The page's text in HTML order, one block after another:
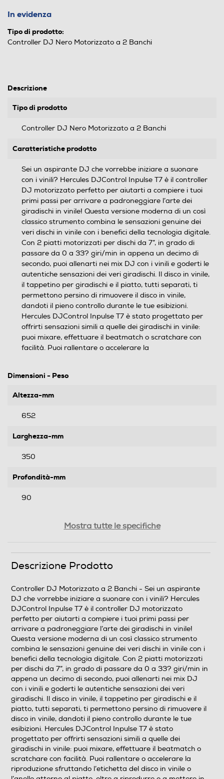
In evidenza
Tipo di prodotto:
Controller DJ Nero Motorizzato a 2 Banchi
Descrizione
Tipo di prodotto
Controller DJ Nero Motorizzato a 2 Banchi
Caratteristiche prodotto
Sei un aspirante DJ che vorrebbe iniziare a suonare
con i vinili? Hercules DJControl Inpulse T7 è il controller
DJ motorizzato perfetto per aiutarti a compiere i tuoi
primi passi per arrivare a padroneggiare l’arte dei
giradischi in vinile! Questa versione moderna di un così
classico strumento combina le sensazioni genuine dei
veri dischi in vinile con i benefici della tecnologia digitale.
Con 2 piatti motorizzati per dischi da 7”, in grado di
passare da 0 a 33? giri/min in appena un decimo di
secondo, puoi allenarti nei mix DJ con i vinili e goderti le
autentiche sensazioni dei veri giradischi. Il disco in vinile,
il tappetino per giradischi e il piatto, tutti separati, ti
permettono persino di rimuovere il disco in vinile,
dandoti il pieno controllo durante le tue esibizioni.
Hercules DJControl Inpulse T7 è stato progettato per
offrirti sensazioni simili a quelle dei giradischi in vinile:
puoi mixare, effettuare il beatmatch o scratchare con
facilità. Puoi rallentare o accelerare la
Dimensioni - Peso
Altezza-mm
652
Larghezza-mm
350
Profondità-mm
90
Informazioni sulla sicurezza del prodotto
Clicca qui
Mostra tutte le specifiche
Descrizione Prodotto
Controller DJ Motorizzato a 2 Banchi - Sei un aspirante
DJ che vorrebbe iniziare a suonare con i vinili? Hercules
DJControl Inpulse T7 è il controller DJ motorizzato
perfetto per aiutarti a compiere i tuoi primi passi per
arrivare a padroneggiare l’arte dei giradischi in vinile!
Questa versione moderna di un così classico strumento
combina le sensazioni genuine dei veri dischi in vinile con i
benefici della tecnologia digitale. Con 2 piatti motorizzati
per dischi da 7”, in grado di passare da 0 a 33? giri/min in
appena un decimo di secondo, puoi allenarti nei mix DJ
con i vinili e goderti le autentiche sensazioni dei veri
giradischi. Il disco in vinile, il tappetino per giradischi e il
piatto, tutti separati, ti permettono persino di rimuovere il
disco in vinile, dandoti il pieno controllo durante le tue
esibizioni. Hercules DJControl Inpulse T7 è stato
progettato per offrirti sensazioni simili a quelle dei
giradischi in vinile: puoi mixare, effettuare il beatmatch o
scratchare con facilità. Puoi rallentare o accelerare la
riproduzione sfruttando l’etichetta del disco in vinile o